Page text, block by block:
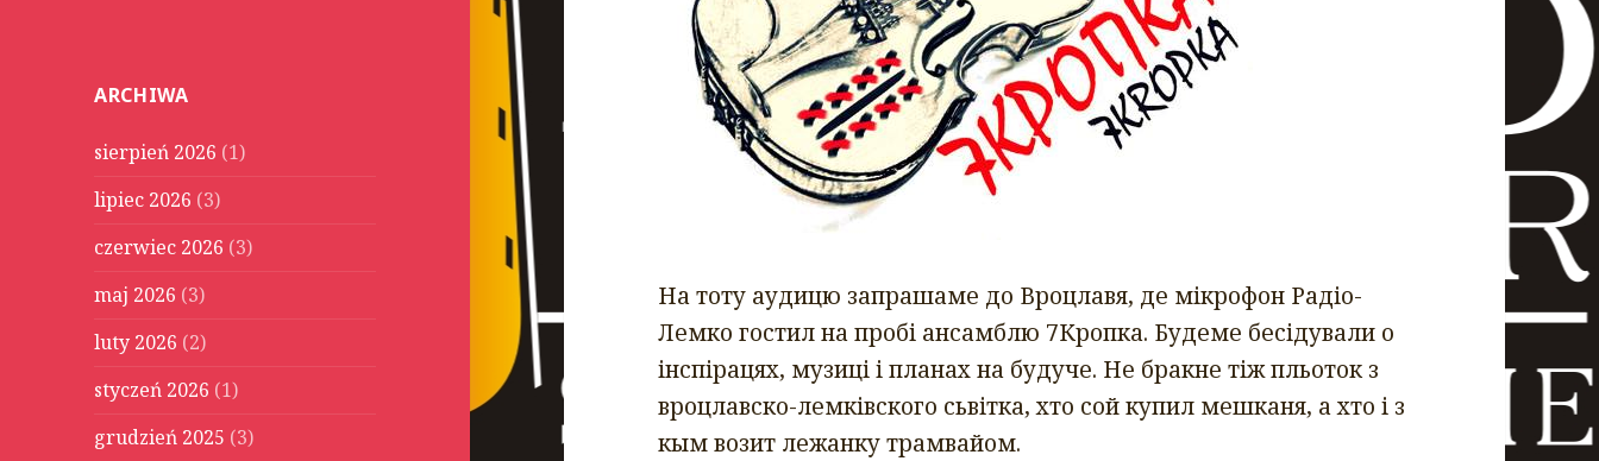
j
ARCHIWA
sierpień 2026 (1)
lipiec 2026 (3)
czerwiec 2026 (3)
maj 2026 (3)
luty 2026 (2)
styczeń 2026 (1)
grudzień 2025 (3)
На тоту аудицю запрашаме до Вроцлавя, де мiкрофон Радiо-
Лемко гостил на пробi ансамблю 7Кропка. Будеме бесiдували о
iнспiрацях, музицi i планах на будуче. Не бракне тiж пльоток з
вроцлавско-лемкiвского сьвiтка, хто сой купил мешканя, а хто i з
кым возит лежанку трамвайом.